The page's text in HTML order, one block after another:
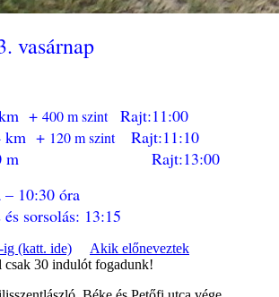
vasárnap
+ 400 m szint Rajt:11:00
+ 120 m szint Rajt:11:10
200 m Rajt:13:00
– 10:30 óra
sorsolás: 13:15
ig (katt. ide)
Akik előneveztek
csak 30 indulót fogadunk!